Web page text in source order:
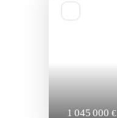
1 045 000 €